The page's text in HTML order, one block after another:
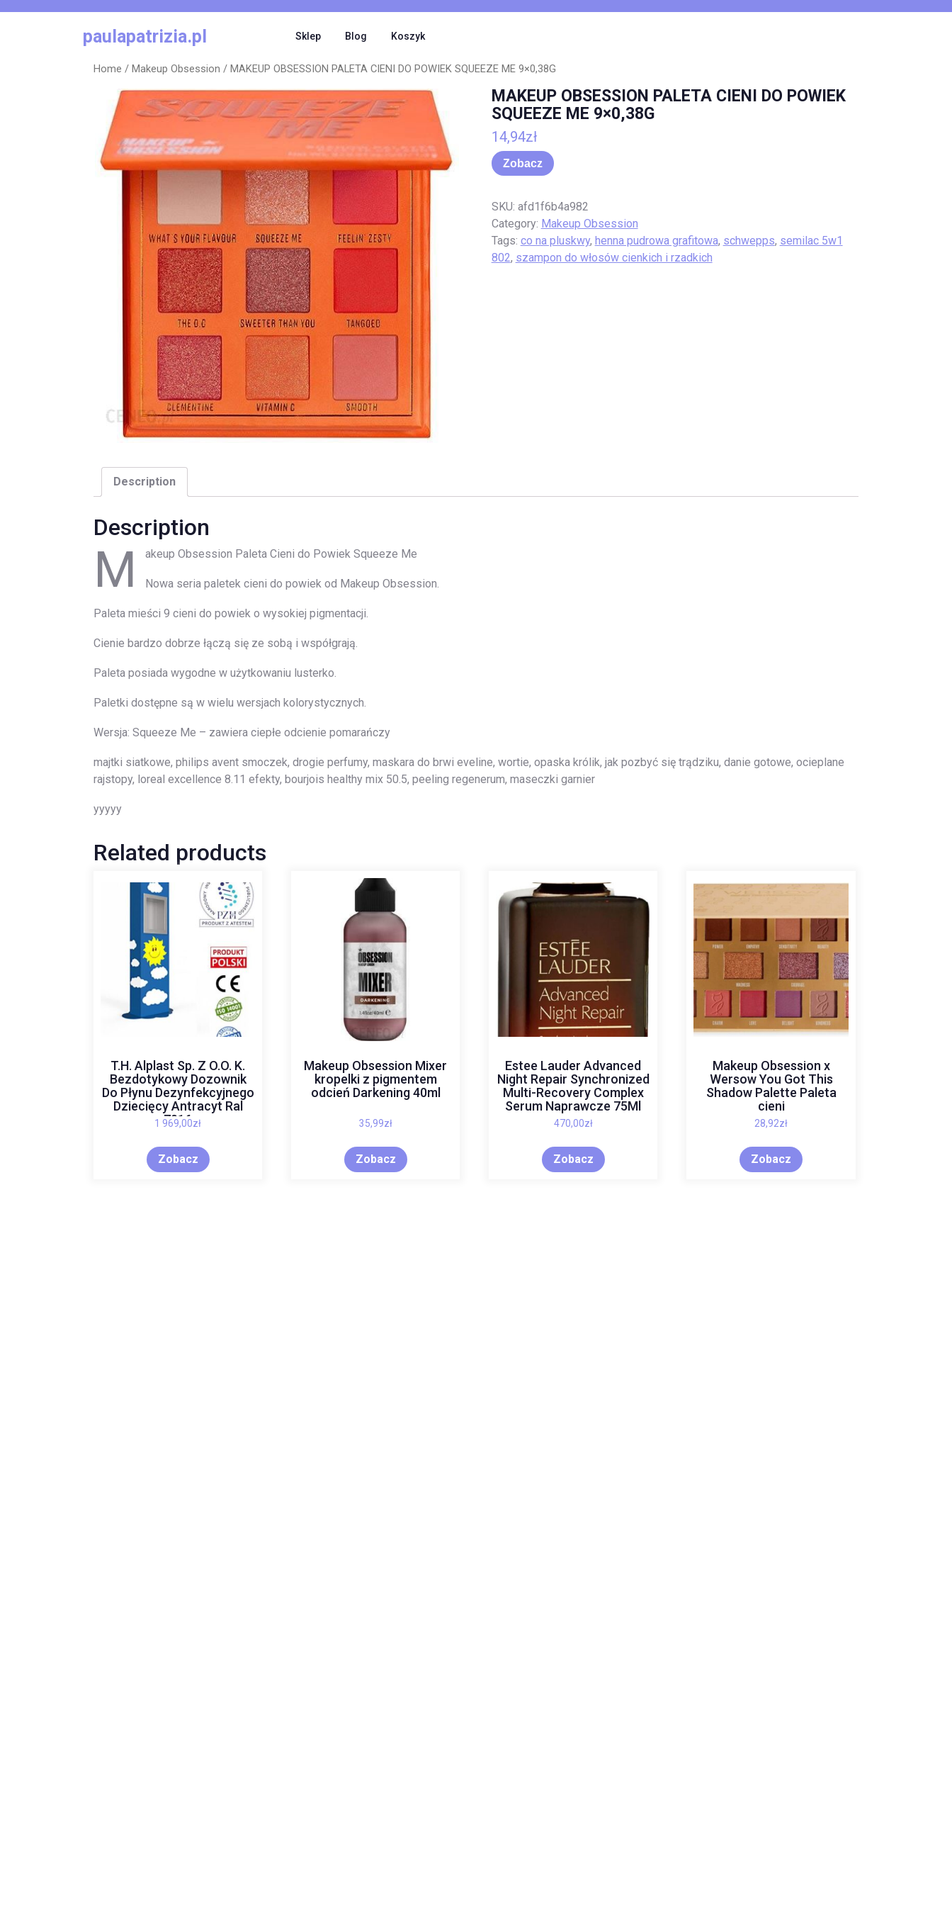
paulapatrizia.pl Sklep Blog Koszyk
Home / Makeup Obsession / MAKEUP OBSESSION PALETA CIENI DO POWIEK SQUEEZE ME 9×0,38G
MAKEUP OBSESSION PALETA CIENI DO POWIEK
SQUEEZE ME 9×0,38G
14,94zł
Zobacz
SKU: afd1f6b4a982
Category: Makeup Obsession
Tags: co na pluskwy, henna pudrowa grafitowa, schwepps, semilac 5w1
802, szampon do włosów cienkich i rzadkich
Description
Description
M akeup Obsession Paleta Cieni do Powiek Squeeze Me
Nowa seria paletek cieni do powiek od Makeup Obsession.
Paleta mieści 9 cieni do powiek o wysokiej pigmentacji.
Cienie bardzo dobrze łączą się ze sobą i współgrają.
Paleta posiada wygodne w użytkowaniu lusterko.
Paletki dostępne są w wielu wersjach kolorystycznych.
Wersja: Squeeze Me – zawiera ciepłe odcienie pomarańczy
majtki siatkowe, philips avent smoczek, drogie perfumy, maskara do brwi eveline, wortie, opaska królik, jak pozbyć się trądziku, danie gotowe, ocieplane
rajstopy, loreal excellence 8.11 efekty, bourjois healthy mix 50.5, peeling regenerum, maseczki garnier
yyyyy
Related products
T.H. Alplast Sp. Z O.O. K.
Bezdotykowy Dozownik
Do Płynu Dezynfekcyjnego
Dziecięcy Antracyt Ral
7016
1 969,00zł
Zobacz
Makeup Obsession Mixer
kropelki z pigmentem
odcień Darkening 40ml
35,99zł
Zobacz
Estee Lauder Advanced
Night Repair Synchronized
Multi-Recovery Complex
Serum Naprawcze 75Ml
470,00zł
Zobacz
Makeup Obsession x
Wersow You Got This
Shadow Palette Paleta
cieni
28,92zł
Zobacz